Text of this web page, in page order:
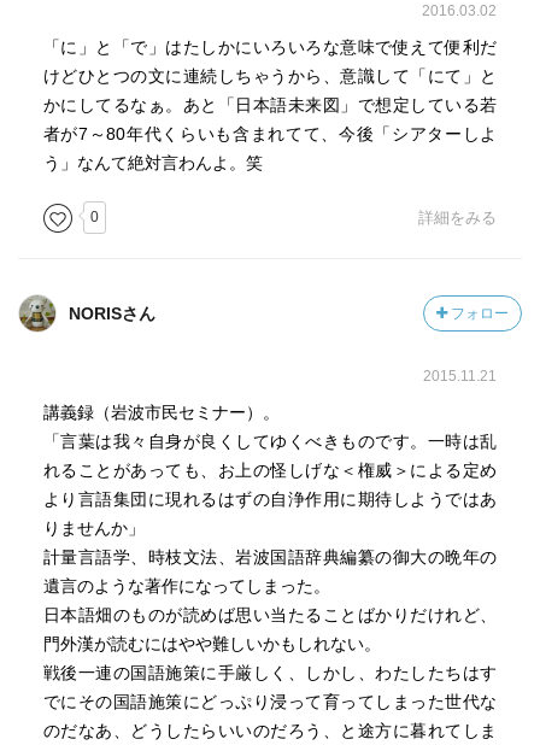
2016.03.02
「に」と「で」はたしかにいろいろな意味で使えて便利だ
けどひとつの文に連続しちゃうから、意識して「にて」と
かにしてるなぁ。あと「日本語未来図」で想定している若
者が7～80年代くらいも含まれてて、今後「シアターしよ
う」なんて絶対言わんよ。笑
0 詳細をみる
NORISさん フォロー
2015.11.21
講義録（岩波市民セミナー）。
「言葉は我々自身が良くしてゆくべきものです。一時は乱
れることがあっても、お上の怪しげな＜権威＞による定め
より言語集団に現れるはずの自浄作用に期待しようではあ
りませんか」
計量言語学、時枝文法、岩波国語辞典編纂の御大の晩年の
遺言のような著作になってしまった。
日本語畑のものが読めば思い当たることばかりだけれど、
門外漢が読むにはやや難しいかもしれない。
戦後一連の国語施策に手厳しく、しかし、わたしたちはす
でにその国語施策にどっぷり浸って育ってしまった世代な
のだなあ、どうしたらいいのだろう、と途方に暮れてしま